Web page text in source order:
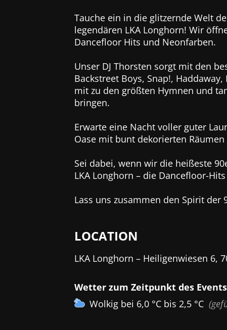
Tauche ein in die glitzernde Welt
legendären LKA Longhorn! Wir
Dancefloor Hits und Neonfarben.
Unser DJ Thorsten sorgt mit den
Backstreet Boys, Snap!,
mit zu den größten Hymnen und
bringen.
Erwarte eine Nacht voller guter
Oase mit bunt dekorierten
Sei dabei, wenn wir die heißeste
LKA Longhorn – die Dancefloor-
Lass uns zusammen den Spirit der
LOCATION
LKA Longhorn – Heiligenwiesen 6,
Wetter zum Zeitpunkt des
Wolkig bei 6,0 °C bis 2,5 °C